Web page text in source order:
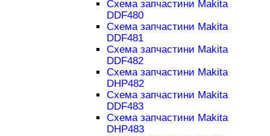
Схема запчастини Makita
DDF480
Схема запчастини Makita
DDF481
Схема запчастини Makita
DDF482
Схема запчастини Makita
DHP482
Схема запчастини Makita
DDF483
Схема запчастини Makita
DHP483